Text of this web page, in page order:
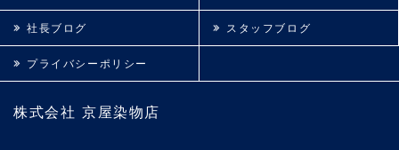
株式会社 京屋染物店
社長ブログ スタッフブログ
プライバシーポリシー